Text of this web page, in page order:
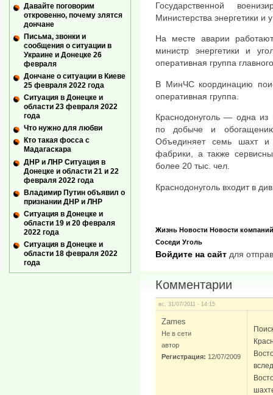
Государственной
Министерства энергетики
На месте аварии
министр энергетики и
оперативная группа
В МинЧС координацию
оперативная группа.
Краснодонуголь — одна из
по добыче и
Объединяет семь шахт и
фабрики, а также
более 20 тыс. чел.
Краснодонуголь входит в
Жизнь Новости Новости компаний
Соседи Уголь
Войдите на сайт для
Комментарии
вс, 31/07/2011 - 14:15
Zames
Не в сети
автор
Регистрация: 12/07/2009
Давайте поговорим
откровенно, почему злятся
дончане
Письма, звонки и
сообщения о ситуации в
Украине и Донецке 26
февраля
Дончане о ситуации в Киеве
25 февраля 2022 года
Ситуация в Донецке и
области 23 февраля 2022
года
Что нужно для любви
Кто такая фосса с
Мадагаскара
ДНР и ЛНР Ситуация в
Донецке и области 21 и 22
февраля 2022 года
Владимир Путин объявил о
признании ДНР и ЛНР
Ситуация в Донецке и
области 19 и 20 февраля
2022 года
Ситуация в Донецке и
области 18 февраля 2022
года